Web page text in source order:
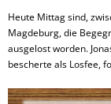
Heute Mittag sind,
Magdeburg, die
ausgelost worden.
bescherte als Losfee,